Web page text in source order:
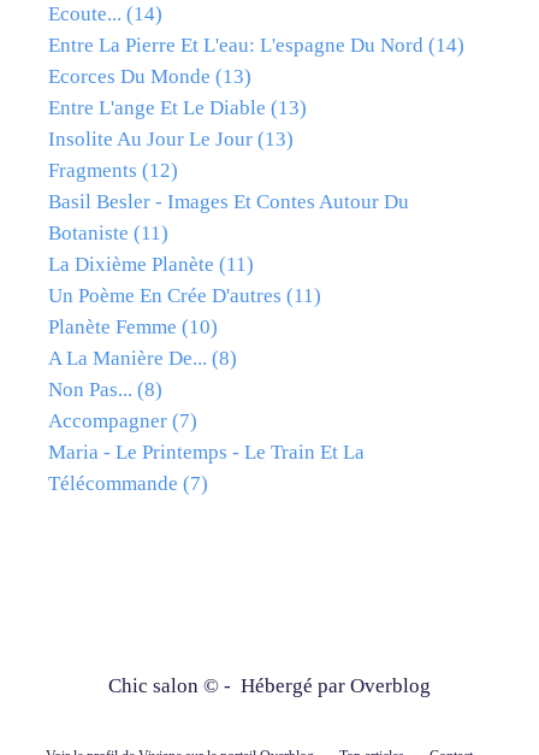
Ecoute... (14)
Entre La Pierre Et L'eau: L'espagne Du Nord (14)
Ecorces Du Monde (13)
Entre L'ange Et Le Diable (13)
Insolite Au Jour Le Jour (13)
Fragments (12)
Basil Besler - Images Et Contes Autour Du
Botaniste (11)
La Dixième Planète (11)
Un Poème En Crée D'autres (11)
Planète Femme (10)
A La Manière De... (8)
Non Pas... (8)
Accompagner (7)
Maria - Le Printemps - Le Train Et La
Télécommande (7)
Chic salon © - Hébergé par Overblog